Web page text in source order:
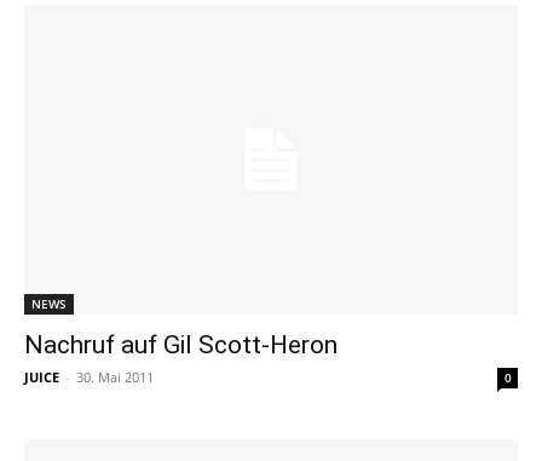
NEWS
Nachruf auf Gil Scott-Heron
JUICE - 30. Mai 2011 0